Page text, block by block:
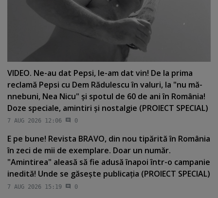
VIDEO. Ne-au dat Pepsi, le-am dat vin! De la prima
reclamă Pepsi cu Dem Rădulescu în valuri, la "nu mă-
nnebuni, Nea Nicu" şi spotul de 60 de ani în România!
Doze speciale, amintiri şi nostalgie (PROIECT SPECIAL)
7 AUG 2026 12:06 0
E pe bune! Revista BRAVO, din nou tipărită în România
în zeci de mii de exemplare. Doar un număr.
"Amintirea" aleasă să fie adusă înapoi într-o campanie
inedită! Unde se găseşte publicaţia (PROIECT SPECIAL)
7 AUG 2026 15:19 0